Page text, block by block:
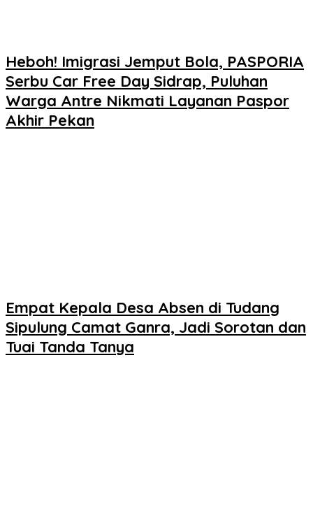
Heboh! Imigrasi Jemput Bola, PASPORIA
Serbu Car Free Day Sidrap, Puluhan
Warga Antre Nikmati Layanan Paspor
Akhir Pekan
Empat Kepala Desa Absen di Tudang
Sipulung Camat Ganra, Jadi Sorotan dan
Tuai Tanda Tanya